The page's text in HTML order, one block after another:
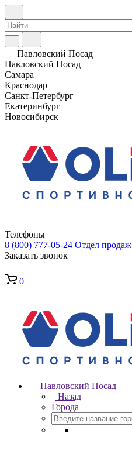
Павловский Посад
Павловский Посад
Самара
Краснодар
Санкт-Петербург
Екатеринбург
Новосибирск
Телефоны
8 (800) 777-05-24 Отдел продаж
Заказать звонок
0
Павловский Посад
Назад
Города